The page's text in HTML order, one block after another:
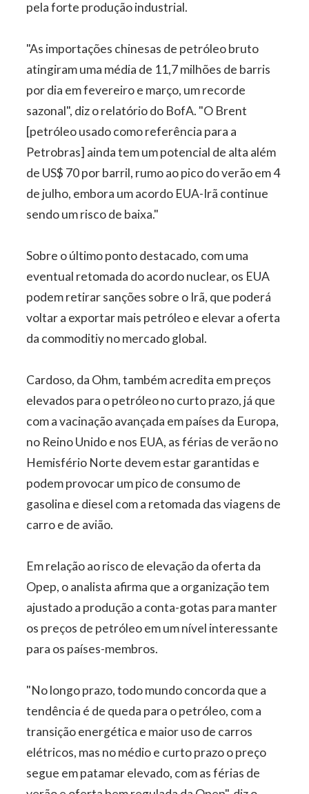
pela forte produção industrial.
"As importações chinesas de petróleo bruto
atingiram uma média de 11,7 milhões de barris
por dia em fevereiro e março, um recorde
sazonal", diz o relatório do BofA. "O Brent
[petróleo usado como referência para a
Petrobras] ainda tem um potencial de alta além
de US$ 70 por barril, rumo ao pico do verão em 4
de julho, embora um acordo EUA-Irã continue
sendo um risco de baixa."
Sobre o último ponto destacado, com uma
eventual retomada do acordo nuclear, os EUA
podem retirar sanções sobre o Irã, que poderá
voltar a exportar mais petróleo e elevar a oferta
da commoditiy no mercado global.
Cardoso, da Ohm, também acredita em preços
elevados para o petróleo no curto prazo, já que
com a vacinação avançada em países da Europa,
no Reino Unido e nos EUA, as férias de verão no
Hemisfério Norte devem estar garantidas e
podem provocar um pico de consumo de
gasolina e diesel com a retomada das viagens de
carro e de avião.
Em relação ao risco de elevação da oferta da
Opep, o analista afirma que a organização tem
ajustado a produção a conta-gotas para manter
os preços de petróleo em um nível interessante
para os países-membros.
"No longo prazo, todo mundo concorda que a
tendência é de queda para o petróleo, com a
transição energética e maior uso de carros
elétricos, mas no médio e curto prazo o preço
segue em patamar elevado, com as férias de